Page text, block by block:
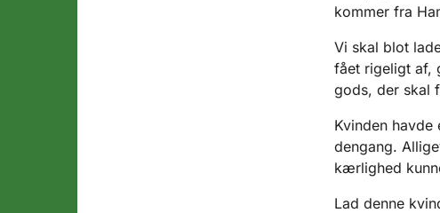
kommer fra
Vi skal blot
fået rigeligt af,
gods, der skal
Kvinden
dengang.
kærlighed
Lad denne